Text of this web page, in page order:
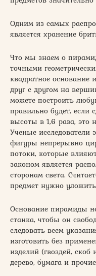
Одним из самых
является хранение
Что мы знаем о
точными
квадратное основание
друг с другом на
можете построить
правильно будет, если
высоты в 1,6 раза, это
Ученые исследователи
фигуры непрерывно
потоки, которые
законом является
сторонам света.
предмет нужно
Основание пирамиды
станка, чтобы он
следовать всем
изготовить без
изделий (гвоздей,
дерево, бумага и